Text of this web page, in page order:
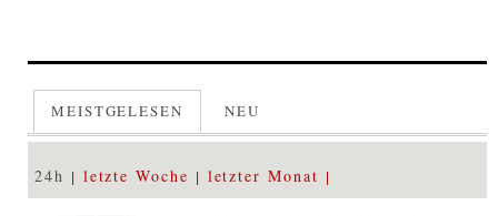
MEISTGELESEN NEU
24h letzte Woche letzter Monat